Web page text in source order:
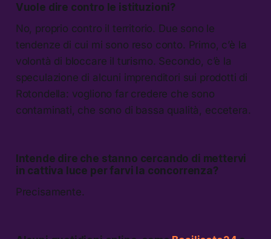
Vuole dire contro le istituzioni?
No, proprio contro il territorio. Due sono le
tendenze di cui mi sono reso conto. Primo, c’è la
volontà di bloccare il turismo. Secondo, c’è la
speculazione di alcuni imprenditori sui prodotti di
Rotondella: vogliono far credere che sono
contaminati, che sono di bassa qualità, eccetera.
Intende dire che stanno cercando di mettervi
in cattiva luce per farvi la concorrenza?
Precisamente.